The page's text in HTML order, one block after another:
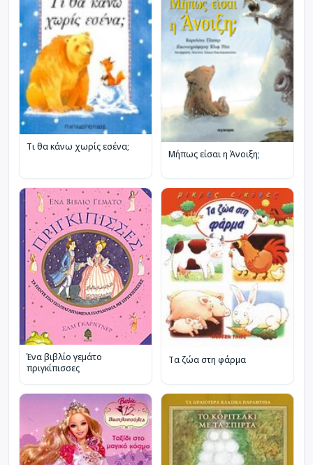
Τι θα κάνω χωρίς εσένα;
Μήπως είσαι η Άνοιξη;
Ένα βιβλίο γεμάτο
πριγκίπισσες
Τα ζώα στη φάρμα